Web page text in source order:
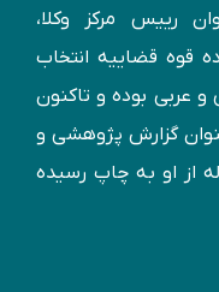
۱۳۹۸ به عنوان رییس مرکز وکلا،
قوه قضاییه انتخاب
عربی بوده و تاكنون
گزارش پژوهشی و
۳۰ عنوان مقاله از او به چاپ رسيده